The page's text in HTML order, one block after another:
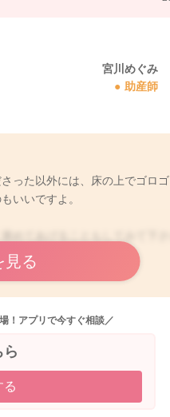
宮川めぐみ
助産師
った以外には、床の上でゴロ
いいですよ。
見る
！アプリで今すぐ相談／
る